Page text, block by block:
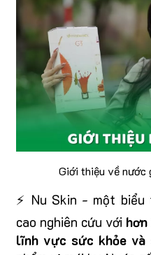
Giới thiệu về nước
⚡ Nu Skin - một
cao nghiên cứu với
lĩnh vực sức khỏe và